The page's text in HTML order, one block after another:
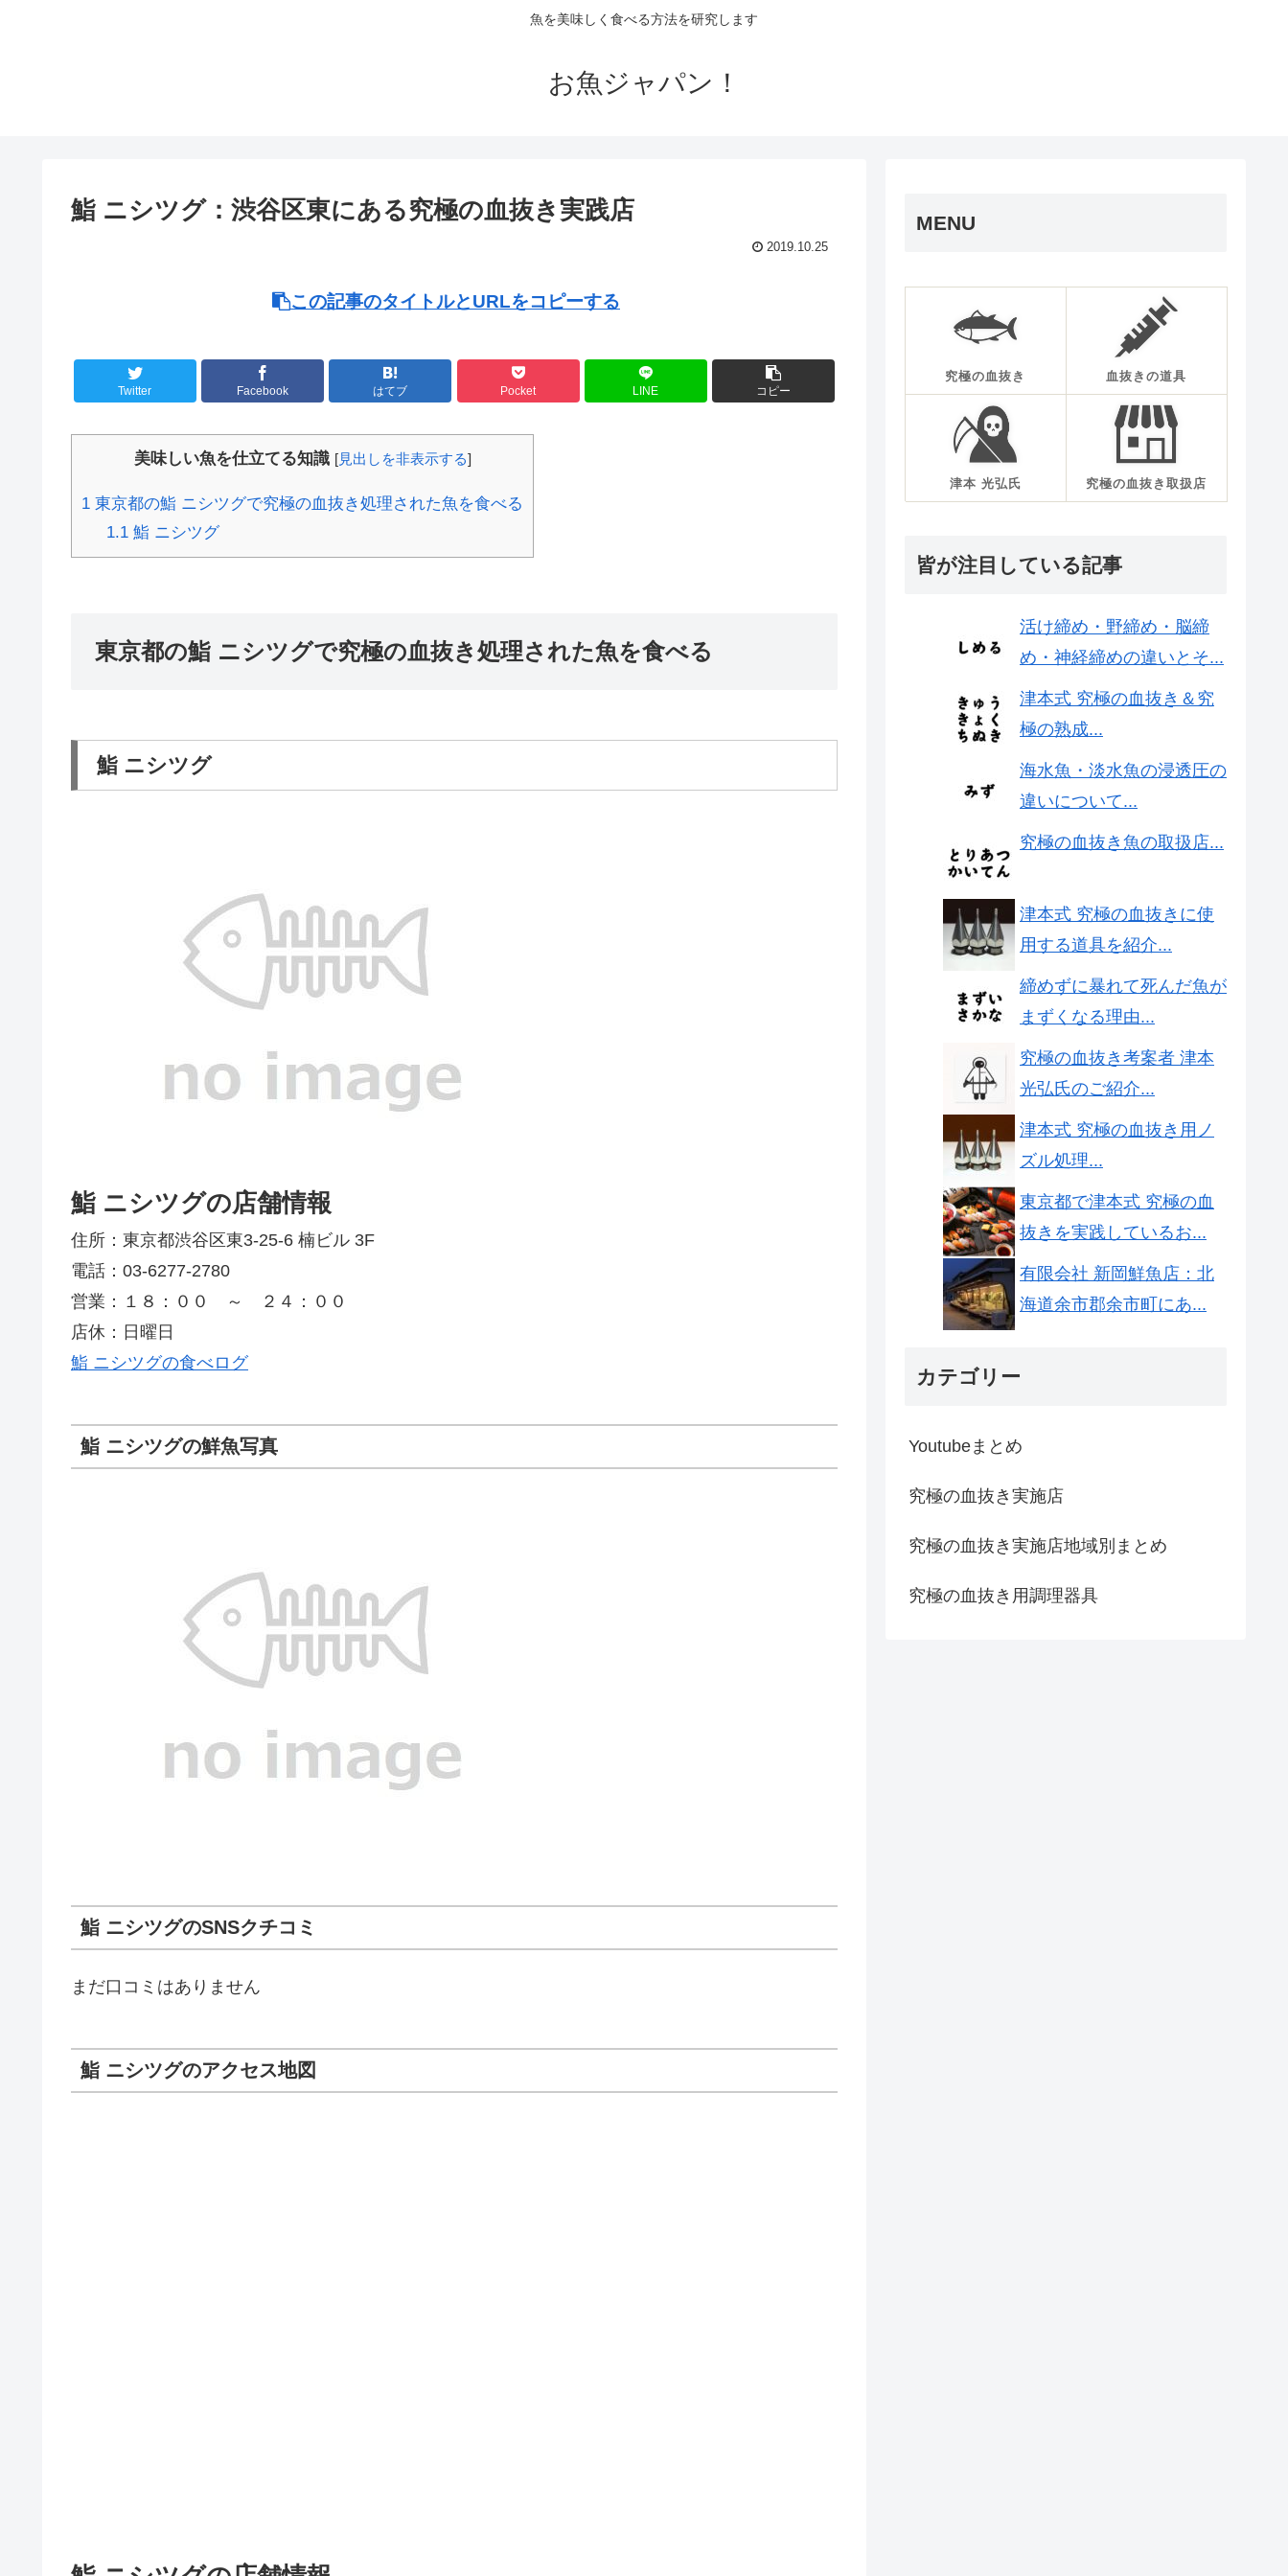
魚を美味しく食べる方法を研究します
お魚ジャパン！
鮨 ニシツグ：渋谷区東にある究極の血抜き実践店
2019.10.25
この記事のタイトルとURLをコピーする
Twitter Facebook はてブ Pocket LINE コピー
美味しい魚を仕立てる知識 [見出しを非表示する]
1 東京都の鮨 ニシツグで究極の血抜き処理された魚を食べる
1.1鮨 ニシツグ
東京都の鮨 ニシツグで究極の血抜き処理された魚を食べる
鮨 ニシツグ
鮨 ニシツグの店舗情報
住所：東京都渋谷区東3-25-6 楠ビル 3F
電話：03-6277-2780
営業：１８：００ ～ ２４：００
店休：日曜日
鮨 ニシツグの食べログ
鮨 ニシツグの鮮魚写真
鮨 ニシツグのSNSクチコミ
まだ口コミはありません
鮨 ニシツグのアクセス地図
MENU
究極の血抜き 血抜きの道具
津本 光弘氏 究極の血抜き取扱店
皆が注目している記事
活け締め・野締め・脳締
め・神経締めの違いとそ...
津本式 究極の血抜き＆究
極の熟成...
海水魚・淡水魚の浸透圧の
違いについて...
究極の血抜き魚の取扱店...
津本式 究極の血抜きに使
用する道具を紹介...
締めずに暴れて死んだ魚が
まずくなる理由...
究極の血抜き考案者 津本
光弘氏のご紹介...
津本式 究極の血抜き用ノ
ズル処理...
東京都で津本式 究極の血
抜きを実践しているお...
有限会社 新岡鮮魚店：北
海道余市郡余市町にあ...
カテゴリー
Youtubeまとめ
究極の血抜き実施店
究極の血抜き実施店地域別まとめ
究極の血抜き用調理器具